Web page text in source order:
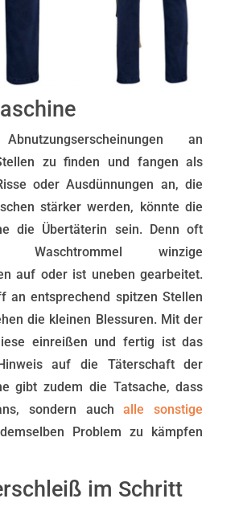
an
zu finden und fangen als
oder Ausdünnungen an, die
stärker werden, könnte die
die Übertäterin sein. Denn oft
winzige
auf oder ist uneben gearbeitet.
an entsprechend spitzen Stellen
die kleinen Blessuren. Mit der
einreißen und fertig ist das
auf die Täterschaft der
gibt zudem die Tatsache, dass
sondern auchalle sonstige
Problem zu kämpfen
im Schritt